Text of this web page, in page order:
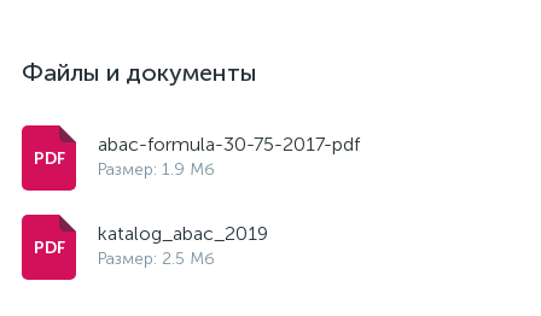
Файлы и документы
abac-formula-30-75-2017-pdf
Размер: 1.9 Мб
katalog_abac_2019
Размер: 2.5 Мб